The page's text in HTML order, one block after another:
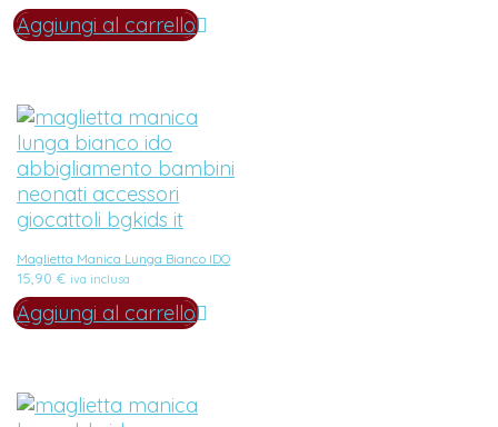
Aggiungi al carrello
Maglietta Manica Lunga Bianco IDO
15,90 € iva inclusa
Aggiungi al carrello